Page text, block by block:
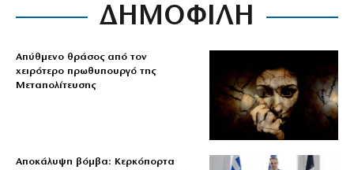
ΔΗΜΟΦΙΛΗ
Απύθμενο θράσος από τον
χειρότερο πρωθυπουργό της
Μεταπολίτευσης
Αποκάλυψη βόμβα: Κερκόπορτα